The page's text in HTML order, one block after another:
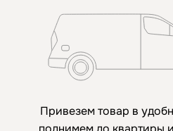
Привезем товар в